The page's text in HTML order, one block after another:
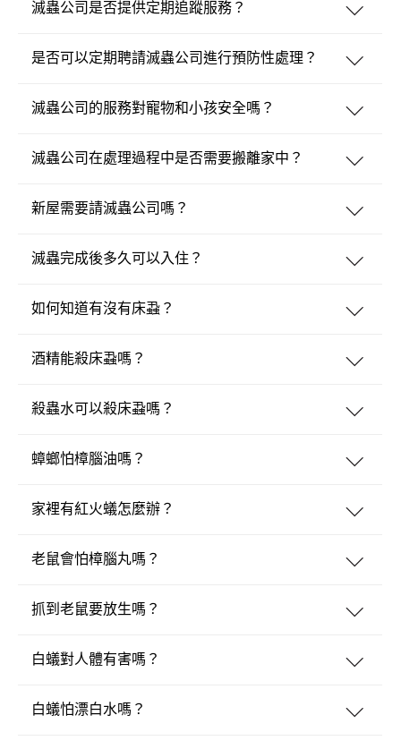
滅蟲公司是否提供定期追蹤服務？
是否可以定期聘請滅蟲公司進行預防性處理？
滅蟲公司的服務對寵物和小孩安全嗎？
滅蟲公司在處理過程中是否需要搬離家中？
新屋需要請滅蟲公司嗎？
滅蟲完成後多久可以入住？
如何知道有沒有床蝨？
酒精能殺床蝨嗎？
殺蟲水可以殺床蝨嗎？
蟑螂怕樟腦油嗎？
家裡有紅火蟻怎麼辦？
老鼠會怕樟腦丸嗎？
抓到老鼠要放生嗎？
白蟻對人體有害嗎？
白蟻怕漂白水嗎？